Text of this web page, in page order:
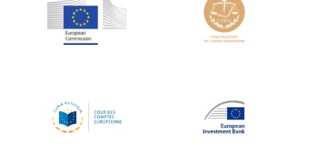
Jean-Louis Schiltz
Jean-Victor Louis
Johnny Åkerholm